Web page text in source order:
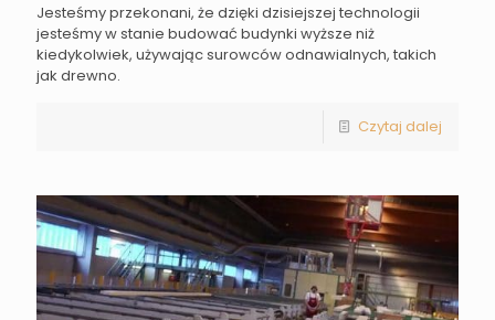
Jesteśmy przekonani, że dzięki dzisiejszej technologii
jesteśmy w stanie budować budynki wyższe niż
kiedykolwiek, używając surowców odnawialnych, takich
jak drewno.
Czytaj dalej